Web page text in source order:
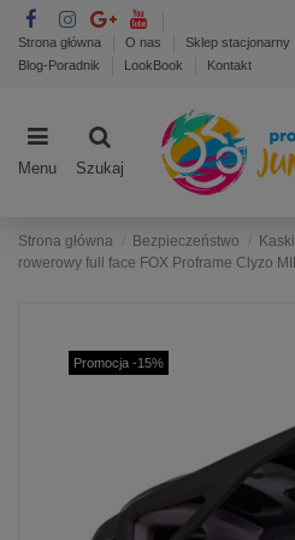
Strona główna O nas Sklep stacjonarny
Blog-Poradnik
LookBook Kontakt
Menu Szukaj
Strona główna Bezpieczeństwo Kaski
rowerowy full face FOX Proframe Clyzo
Promocja -15%